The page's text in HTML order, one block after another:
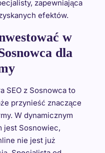
zapewniająca
efektów.
w
dla
SEO z Sosnowca to
przynieść znaczące
W dynamicznym
jest Sosnowiec,
nie jest już